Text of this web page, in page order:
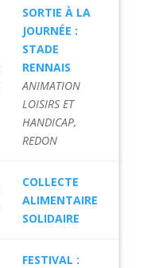
SORTIE À LA
JOURNÉE :
STADE
RENNAIS
ANIMATION
LOISIRS ET
HANDICAP,
REDON
COLLECTE
ALIMENTAIRE
SOLIDAIRE
FESTIVAL :